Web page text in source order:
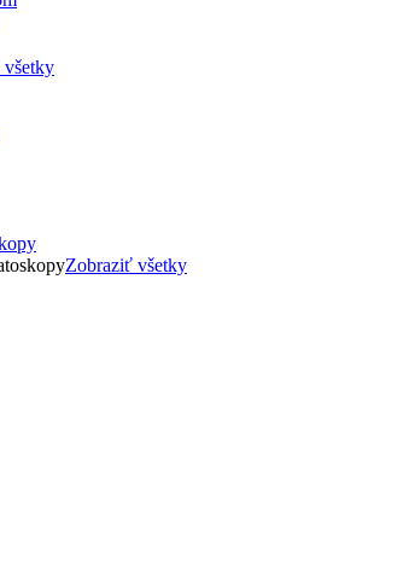
Zobraziť všetky